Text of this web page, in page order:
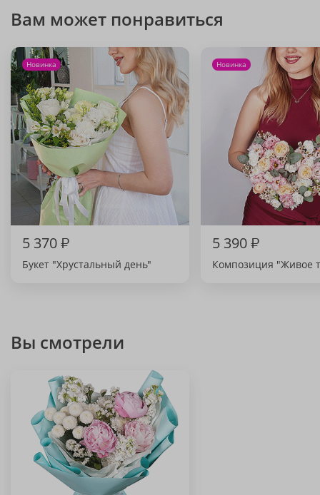
Вам может понравиться
Новинка
5 370₽
Букет "Хрустальный день"
Новинка
5 390₽
Композиция "Живое
Вы смотрели